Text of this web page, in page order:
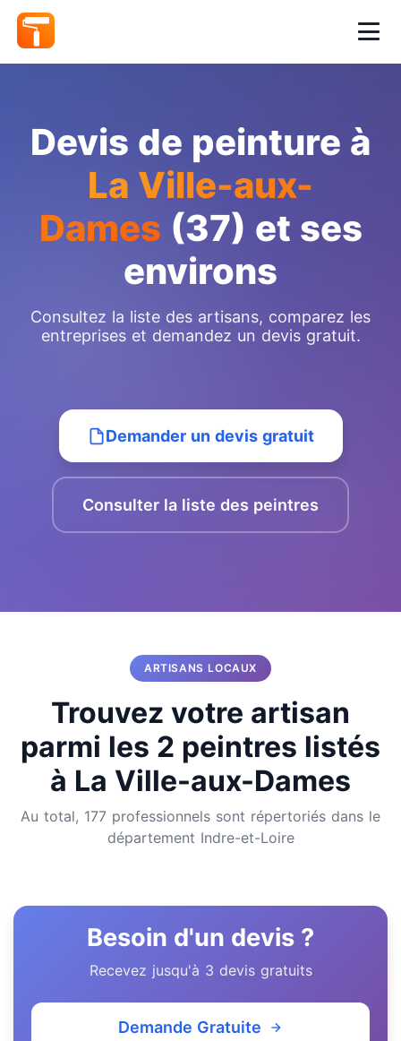
Devis de peinture à
La Ville-aux-
Dames (37) et ses
environs
Consultez la liste des artisans, comparez les
entreprises et demandez un devis gratuit.
Demander un devis gratuit
Consulter la liste des peintres
ARTISANS LOCAUX
Trouvez votre artisan
parmi les 2 peintres listés
à La Ville-aux-Dames
Au total, 177 professionnels sont répertoriés dans le
département Indre-et-Loire
Besoin d'un devis ?
Recevez jusqu'à 3 devis gratuits
Demande Gratuite